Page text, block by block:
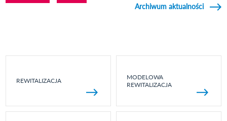
Archiwum aktualności
REWITALIZACJA
MODELOWA
REWITALIZACJA